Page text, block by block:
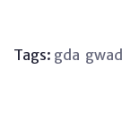
Tags: gda